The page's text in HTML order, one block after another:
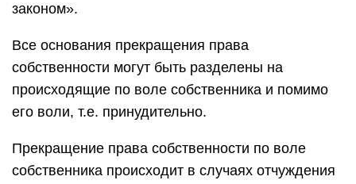
законом».
Все основания прекращения права
собственности могут быть разделены на
происходящие по воле собственника и помимо
его воли, т.е. принудительно.
Прекращение права собственности по воле
собственника происходит в случаях отчуждения